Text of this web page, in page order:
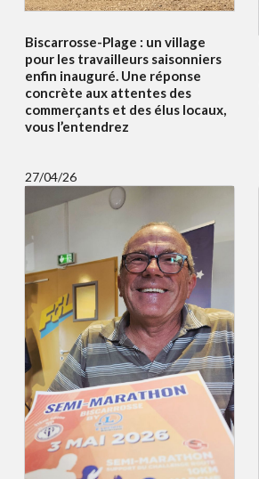
Biscarrosse-Plage : un village
pour les travailleurs saisonniers
enfin inauguré. Une réponse
concrète aux attentes des
commerçants et des élus locaux,
vous l’entendrez
27/04/26